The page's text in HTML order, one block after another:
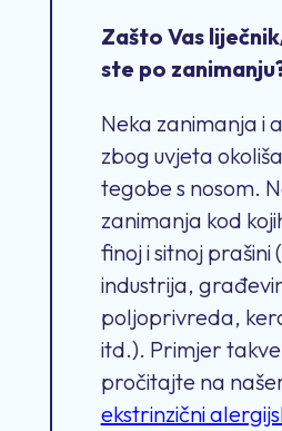
Zašto Vas
ste po
Neka zanimanja i
zbog uvjeta
tegobe s nosom.
zanimanja kod
finoj i sitnoj prašini
industrija,
poljoprivreda,
itd.). Primjer
pročitajte na
ekstrinzični